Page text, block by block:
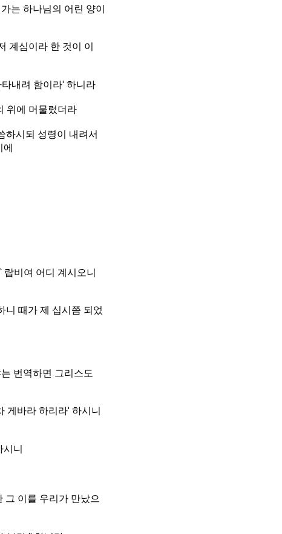
는 하나님의 어린 양이
계심이라 한 것이 이
내려 함이라' 하니라
위에 머물렀더라
하시되 성령이 내려서
에
비여 어디 계시오니
니 때가 제 십시쯤 되었
번역하면 그리스도
게바라 하리라' 하시니
시니
그 이를 우리가 만났으